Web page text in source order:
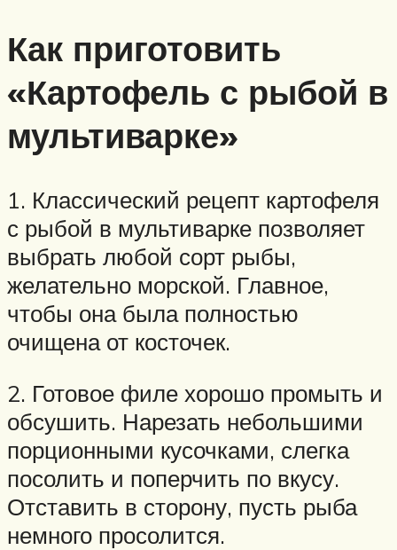
Как приготовить
«Картофель с рыбой в
мультиварке»
1. Классический рецепт картофеля
с рыбой в мультиварке позволяет
выбрать любой сорт рыбы,
желательно морской. Главное,
чтобы она была полностью
очищена от косточек.
2. Готовое филе хорошо промыть и
обсушить. Нарезать небольшими
порционными кусочками, слегка
посолить и поперчить по вкусу.
Отставить в сторону, пусть рыба
немного просолится.